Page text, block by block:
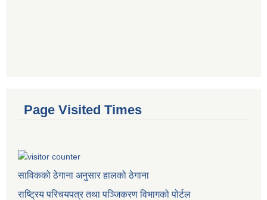
Page Visited Times
साविकको ठेगाना अनुसार हालको ठेगाना
राष्ट्रिय परिचयपत्र तथा पञ्जिकरण विभागको पोर्टल